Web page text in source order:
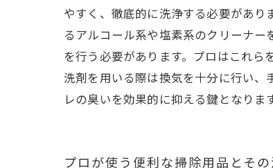
やすく、徹底的に洗浄する必要があり
るアルコール系や塩素系のクリーナ
を行う必要があります。プロはこれら
洗剤を用いる際は換気を十分に行い
レの臭いを効果的に抑える鍵となりま
プロが使う便利な掃除用品とそ